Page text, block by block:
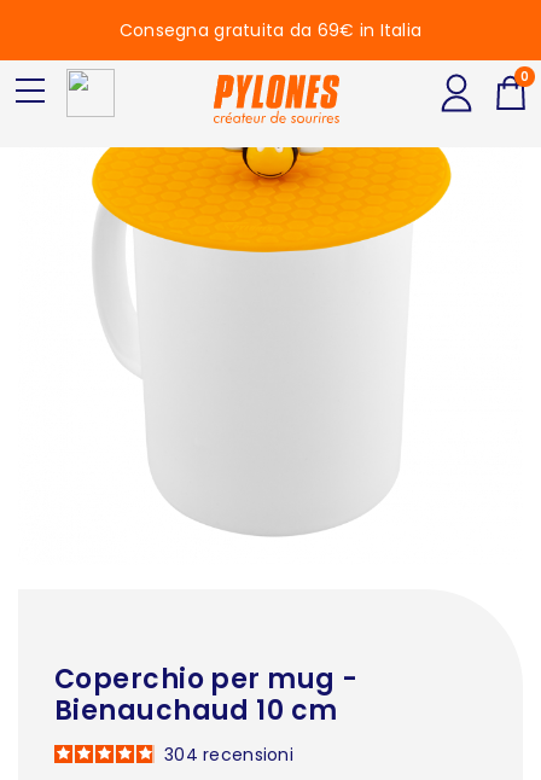
Coperchio per mug -
Bienauchaud 10 cm
304recensioni
Consegna gratuita da 69€ in Italia
0